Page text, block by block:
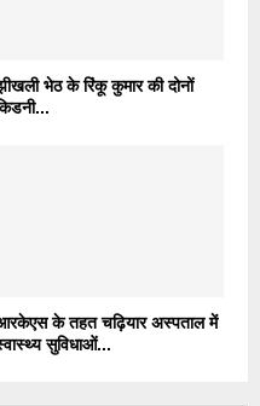
भेठ के रिंकू कुमार की दोनों
के तहत चढ़ियार अस्पताल में
सुविधाओं...